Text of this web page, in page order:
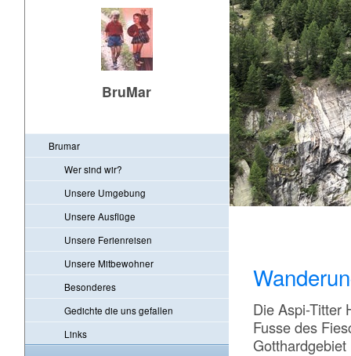
BruMar
Brumar
Wer sind wir?
Unsere Umgebung
Unsere Ausflüge
Unsere Ferienreisen
Unsere Mitbewohner
Besonderes
Gedichte die uns gefallen
Links
Die Aspi-Titter
Fusse des